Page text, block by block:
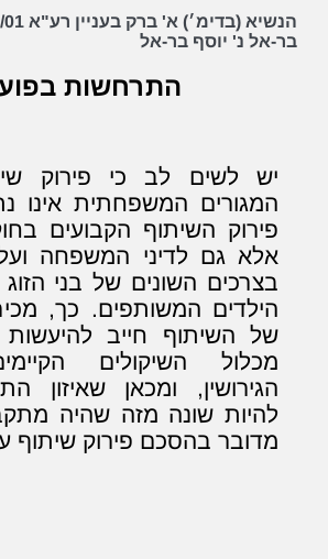
בר-אל נ' יוסף בר-אל
התרחשות
יש לשים לב כי פירוק
המגורים המשפחתית אינו
פירוק השיתוף הקבועים
אלא גם לדיני המשפחה
בצרכים השונים של בני
הילדים המשותפים. כך,
של השיתוף חייב
מכלול השיקולים
הגירושין, ומכאן שאיזון
להיות שונה מזה שהיה
מדובר בהסכם פירוק שיתוף